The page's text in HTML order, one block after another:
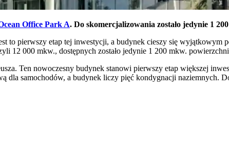
Office Park A. Do skomercjalizowania zostało jedynie 1
to pierwszy etap tej inwestycji, a budynek cieszy się wyjątkowym
12 000 mkw., dostępnych zostało jedynie 1 200 mkw.
Ten nowoczesny budynek stanowi pierwszy etap większej
dla samochodów, a budynek liczy pięć kondygnacji naziemnych.